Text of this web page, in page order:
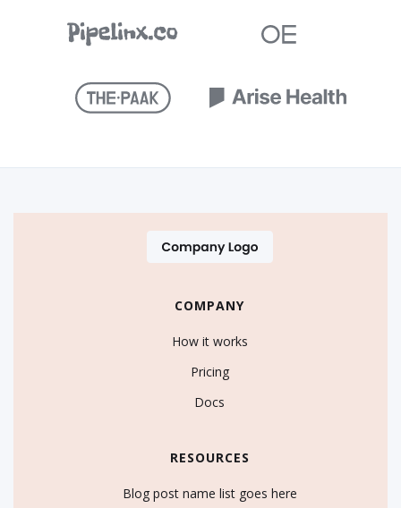
COMPANY
How it works
Pricing
Docs
RESOURCES
Blog post name list goes here